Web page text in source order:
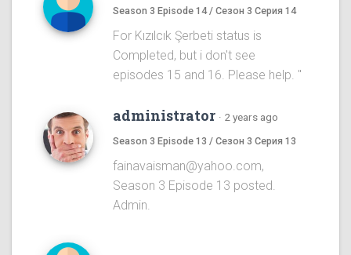
Season 3 Episode 14 / Сезон 3 Серия 14
For Kızılcık Şerbeti status is
Completed, but i don't see
episodes 15 and 16. Please help. "
administrator · 2 years ago
Season 3 Episode 13 / Сезон 3 Серия 13
fainavaisman@yahoo.com,
Season 3 Episode 13 posted.
Admin.